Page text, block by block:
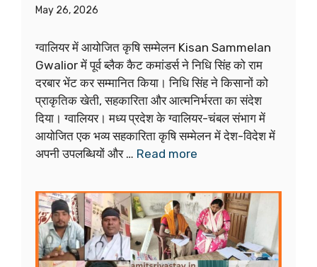
May 26, 2026
ग्वालियर में आयोजित कृषि सम्मेलन Kisan Sammelan
Gwalior में पूर्व ब्लैक कैट कमांडर्स ने निधि सिंह को राम
दरबार भेंट कर सम्मानित किया। निधि सिंह ने किसानों को
प्राकृतिक खेती, सहकारिता और आत्मनिर्भरता का संदेश
दिया। ग्वालियर। मध्य प्रदेश के ग्वालियर-चंबल संभाग में
आयोजित एक भव्य सहकारिता कृषि सम्मेलन में देश-विदेश में
अपनी उपलब्धियों और … Read more